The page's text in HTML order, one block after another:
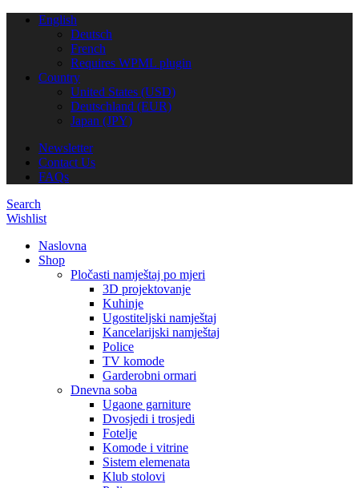
English
Deutsch
French
Requires WPML plugin
Country
United States (USD)
Deutschland (EUR)
Japan (JPY)
Newsletter
Contact Us
FAQs
Search
Wishlist
Naslovna
Shop
Pločasti namještaj po mjeri
3D projektovanje
Kuhinje
Ugostiteljski namještaj
Kancelarijski namještaj
Police
TV komode
Garderobni ormari
Dnevna soba
Ugaone garniture
Dvosjedi i trosjedi
Fotelje
Komode i vitrine
Sistem elemenata
Klub stolovi